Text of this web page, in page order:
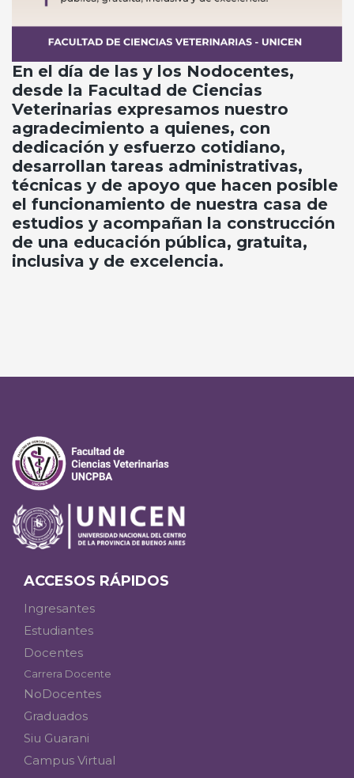
En el día de las y los Nodocentes,
desde la Facultad de Ciencias
Veterinarias expresamos nuestro
agradecimiento a quienes, con
dedicación y esfuerzo cotidiano,
desarrollan tareas administrativas,
técnicas y de apoyo que hacen posible
el funcionamiento de nuestra casa de
estudios y acompañan la construcción
de una educación pública, gratuita,
inclusiva y de excelencia.
ACCESOS RÁPIDOS
Ingresantes
Estudiantes
Docentes
Carrera Docente
NoDocentes
Graduados
Siu Guarani
Campus Virtual